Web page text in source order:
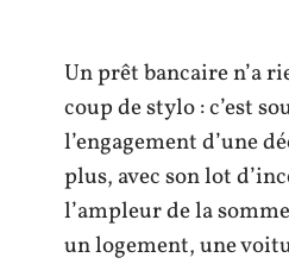
Un prêt bancaire n’a
coup de stylo : c’est
l’engagement d’une
plus, avec son lot
l’ampleur de la
un logement, une